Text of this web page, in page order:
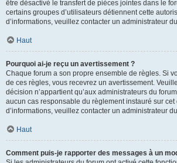
être désactivé le transfert de pièces jointes dans le
certains groupes d’utilisateurs détiennent cette
d’informations, veuillez contacter un administrateur
Haut
Pourquoi ai-je reçu un avertissement ?
Chaque forum a son propre ensemble de règles. Si
de ces règles, vous recevrez un avertissement.
décision n’appartient qu’aux administrateurs du
aucun cas responsable du règlement instauré sur cet
d’informations, veuillez contacter un administrateur
Haut
Comment puis-je rapporter des messages à un